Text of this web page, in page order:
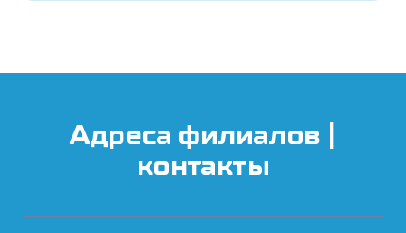
Адреса филиалов |
контакты